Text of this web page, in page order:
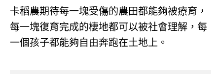
卡稻農期待每一塊受傷的農田都能夠被療育，
每一塊復育完成的棲地都可以被社會理解，每
一個孩子都能夠自由奔跑在土地上。